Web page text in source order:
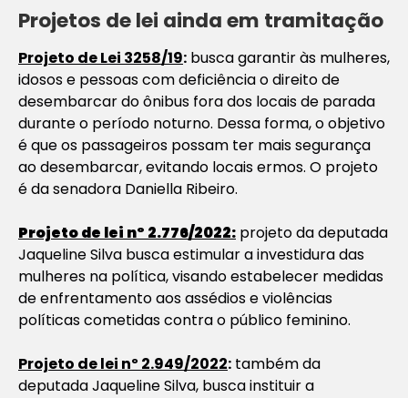
Projetos de lei ainda em tramitação
Projeto de Lei 3258/19: busca garantir às mulheres,
idosos e pessoas com deficiência o direito de
desembarcar do ônibus fora dos locais de parada
durante o período noturno. Dessa forma, o objetivo
é que os passageiros possam ter mais segurança
ao desembarcar, evitando locais ermos. O projeto
é da senadora Daniella Ribeiro.
Projeto de lei nº 2.776/2022: projeto da deputada
Jaqueline Silva busca estimular a investidura das
mulheres na política, visando estabelecer medidas
de enfrentamento aos assédios e violências
políticas cometidas contra o público feminino.
Projeto de lei nº 2.949/2022: também da
deputada Jaqueline Silva, busca instituir a